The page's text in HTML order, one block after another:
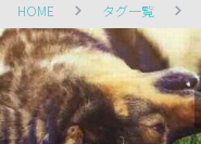
HOME タグ一覧